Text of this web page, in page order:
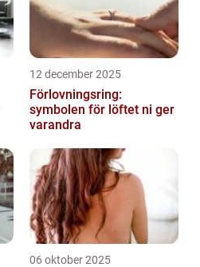
12 december 2025
Förlovningsring:
symbolen för löftet ni ger
varandra
06 oktober 2025